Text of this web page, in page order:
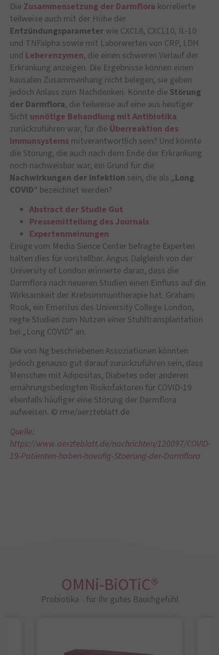
Die Zusammensetzung der Darmflora korrelierte
teilweise auch mit der Höhe der
Entzündungsparameter wie CXCL8, CXCL10, IL-10
und TNFalpha sowie mit Laborwerten von CRP, LDH
und Leberenzymen, die einen schweren Verlauf der
Erkrankung anzeigen. Die Ergebnisse können einen
kausalen Zusammenhang nicht belegen, sie geben
jedoch Anlass zum Nachdenken. Könnte die Störung
der Darmflora, die teilweise auf eine aus heutiger
Sicht unnötige Behandlung mit Antibiotika
zurückzuführen war, für die Überreaktion des
Immunsystems mitverantwortlich sein? Und könnte
die Störung, die auch nach dem Ende der Erkrankung
noch nachweisbar war, ein Grund für die
Nachwirkungen der Infektion sein, die als „Long
COVID“ bezeichnet werden?
Abstract der Studie Gut
Pressemitteilung des Journals
Expertenmeinungen
Einige vom Media Sience Center befragte Experten
halten dies für vorstellbar. Angus Dalgleish von der
University of London erinnerte daran, dass die
Darmflora nach neueren Studien einen Einfluss auf die
Wirksamkeit der Krebsimmuntherapie hat. Graham
Rook, ein Emeritus des University College London,
regte Studien zum Nutzen einer Stuhltransplantation
bei „Long COVID“ an.
Die von Ng beschriebenen Assoziationen könnten
jedoch genauso gut darauf zurückzuführen sein, dass
Menschen mit Adipositas, Diabetes oder anderen
ernährungsbedingten Risikofaktoren für COVID-19
ebenfalls häufiger eine Störung der Darmflora
aufweisen. © rme/aerzteblatt.de
Quelle:
https://www.aerzteblatt.de/nachrichten/120097/COVID-
19-Patienten-haben-haeufig-Stoerung-der-Darmflora
OMNi-BiOTiC®
Probiotika - für Ihr gutes Bauchgefühl​